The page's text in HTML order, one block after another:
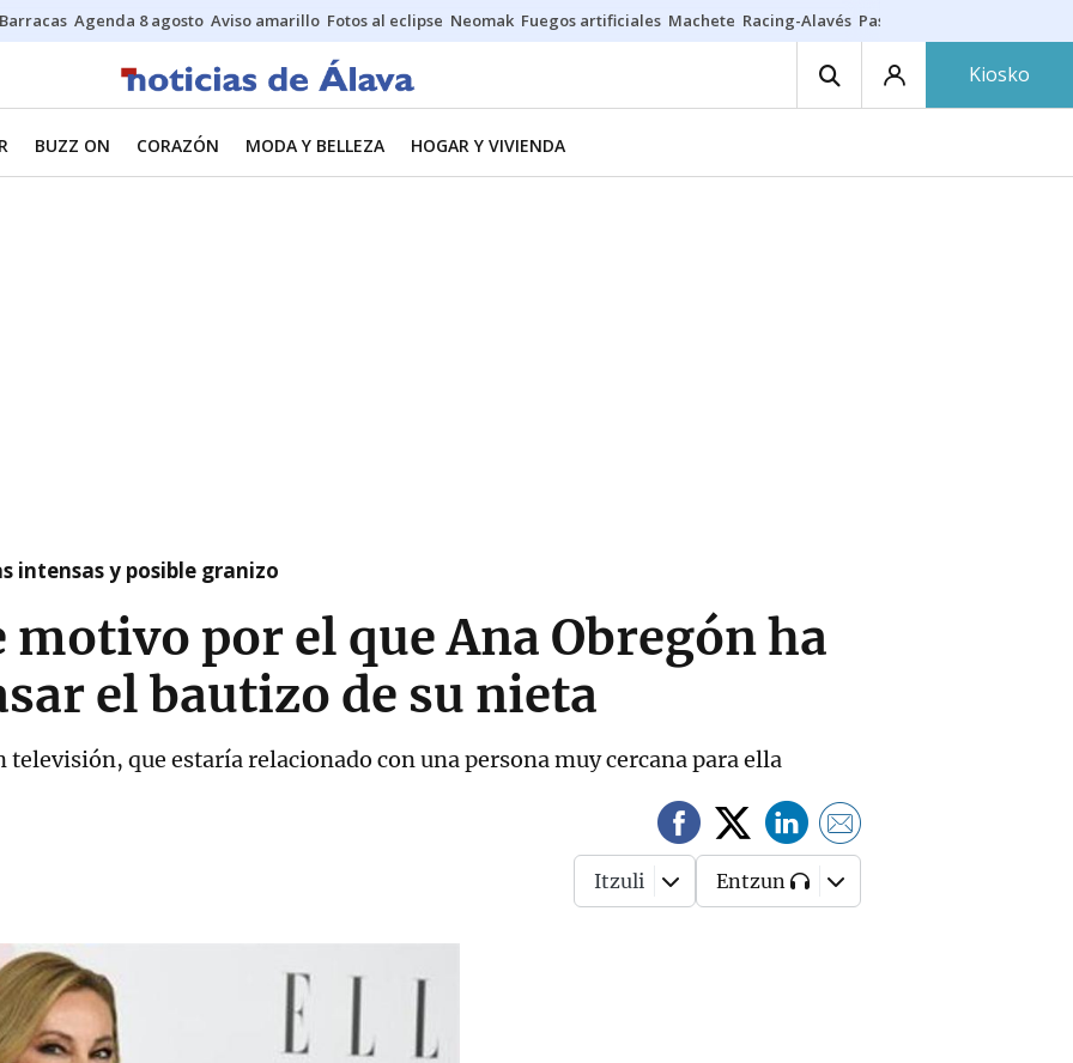
Barracas Agenda 8 agosto Aviso amarillo Fotos al eclipse Neomak Fuegos artificiales Machete Racing-Alavés Paseíllo 7 agosto
Kiosko
BUZZ ON CORAZÓN MODA Y BELLEZA HOGAR Y VIVIENDA
intensas y posible granizo
por el que Ana Obregón ha
el bautizo de su nieta
televisión, que estaría relacionado con una persona muy cercana para ella
Itzuli Entzun